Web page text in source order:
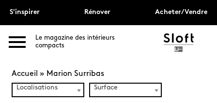
S'inspirer Rénover Acheter/Vendre
Le magazine des intérieurs
compacts
Accueil » Marion Surribas
Localisations Surface